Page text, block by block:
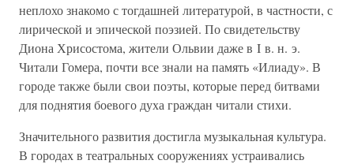
неплохо знакомо с тогдашней литературой, в частности, с
лирической и эпической поэзией. По свидетельству
Диона Хрисостома, жители Ольвии даже в I в. н. э.
Читали Гомера, почти все знали на память «Илиаду». В
городе также были свои поэты, которые перед битвами
для поднятия боевого духа граждан читали стихи.
Значительного развития достигла музыкальная культура.
В городах в театральных сооружениях устраивались